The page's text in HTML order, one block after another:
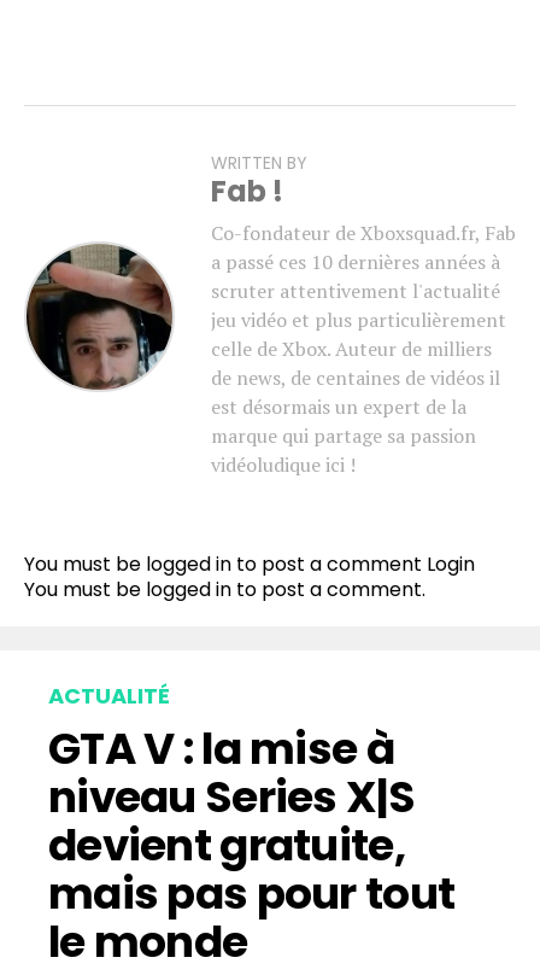
WRITTEN BY
Fab !
Co-fondateur de Xboxsquad.fr, Fab
a passé ces 10 dernières années à
scruter attentivement l'actualité
jeu vidéo et plus particulièrement
celle de Xbox. Auteur de milliers
de news, de centaines de vidéos il
est désormais un expert de la
marque qui partage sa passion
vidéoludique ici !
You must be logged in to post a comment Login
You must be logged in to post a comment.
ACTUALITÉ
GTA V : la mise à
niveau Series X|S
devient gratuite,
mais pas pour tout
le monde